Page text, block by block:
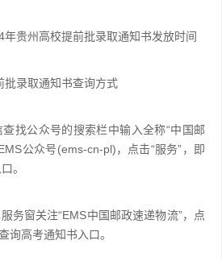
贵州高校提前批录取通知书发放时间
录取通知书查询方式
公众号的搜索栏中输入全称“中国邮
公众号(ems-cn-pl)，点击“服务”，即
。
窗关注“EMS中国邮政速递物流”，点
询高考通知书入口。